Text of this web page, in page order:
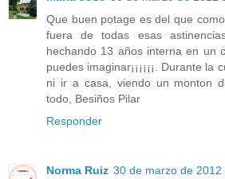
Que buen potage es del que
fuera de todas esas
hechando 13 años interna en un
puedes imaginar¡¡¡¡¡¡. Durante
ni ir a casa, viendo un monton
todo, Besiños Pilar
Responder
Norma Ruiz 30 de marzo de 2012